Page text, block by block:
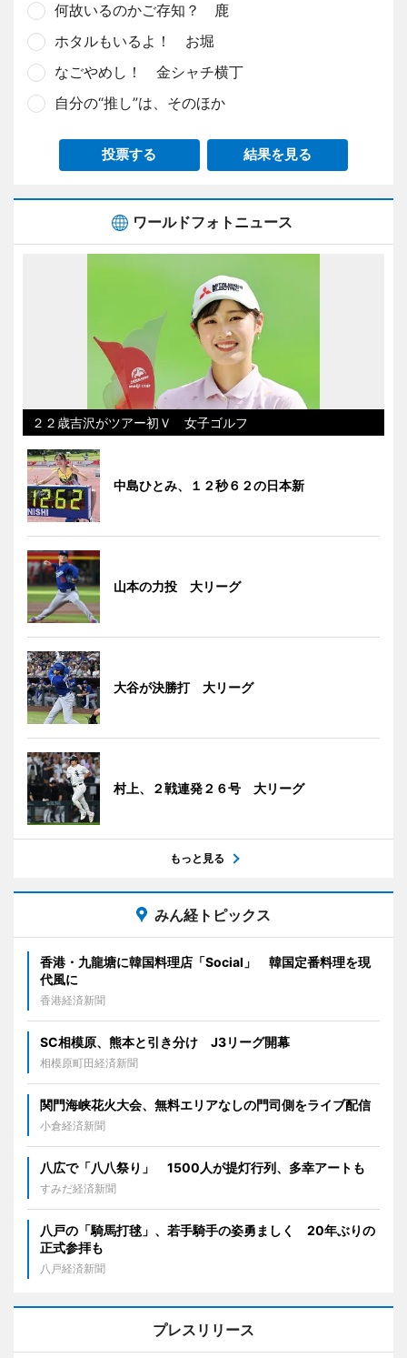
何故いるのかご存知？ 鹿
ホタルもいるよ！ お堀
なごやめし！ 金シャチ横丁
自分の“推し”は、そのほか
投票する 結果を見る
ワールドフォトニュース
２２歳吉沢がツアー初Ｖ 女子ゴルフ
中島ひとみ、１２秒６２の日本新
山本の力投 大リーグ
大谷が決勝打 大リーグ
村上、２戦連発２６号 大リーグ
もっと見る
みん経トピックス
香港・九龍塘に韓国料理店「Social」 韓国定番料理を現
代風に
香港経済新聞
SC相模原、熊本と引き分け J3リーグ開幕
相模原町田経済新聞
関門海峡花火大会、無料エリアなしの門司側をライブ配信
小倉経済新聞
八広で「八八祭り」 1500人が提灯行列、多幸アートも
すみだ経済新聞
八戸の「騎馬打毬」、若手騎手の姿勇ましく 20年ぶりの
正式参拝も
八戸経済新聞
プレスリリース